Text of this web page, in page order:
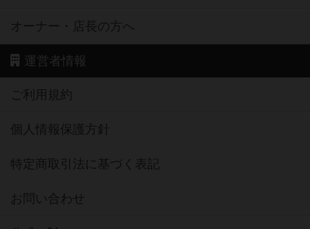
オーナー・店長の方へ
運営者情報
ご利用規約
個人情報保護方針
特定商取引法に基づく表記
お問い合わせ